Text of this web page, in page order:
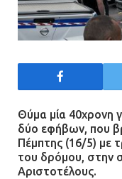
Θύμα μία 40χρονη
δύο εφήβων, που
Πέμπτης (16/5) με
του δρόμου, στην
Αριστοτέλους.